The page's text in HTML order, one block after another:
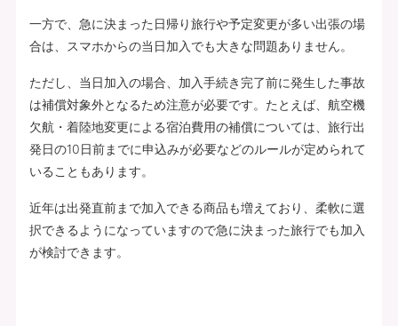
一方で、急に決まった日帰り旅行や予定変更が多い出張の場
合は、スマホからの当日加入でも大きな問題ありません。
ただし、当日加入の場合、加入手続き完了前に発生した事故
は補償対象外となるため注意が必要です。たとえば、航空機
欠航・着陸地変更による宿泊費用の補償については、旅行出
発日の10日前までに申込みが必要などのルールが定められて
いることもあります。
近年は出発直前まで加入できる商品も増えており、柔軟に選
択できるようになっていますので急に決まった旅行でも加入
が検討できます。